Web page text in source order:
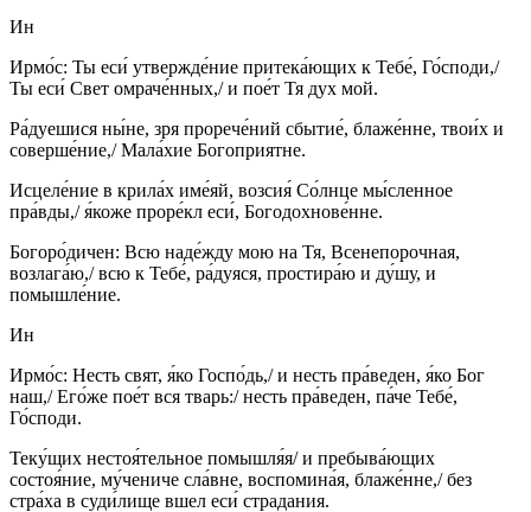
Ин
Ирмо́с: Ты еси́ утвержде́ние притека́ющих к Тебе́, Го́споди,/
Ты еси́ Свет омраче́нных,/ и пое́т Тя дух мой.
Ра́дуешися ны́не, зря прорече́ний сбытие́, блаже́нне, твои́х и
соверше́ние,/ Мала́хие Богоприятне.
Исцеле́ние в крила́х име́яй, возсия́ Со́лнце мы́сленное
пра́вды,/ я́коже проре́кл еси́, Богодохнове́нне.
Богоро́дичен: Всю наде́жду мою на Тя, Всенепорочная,
возлага́ю,/ всю к Тебе́, ра́дуяся, простира́ю и ду́шу, и
помышле́ние.
Ин
Ирмо́с: Несть свят, я́ко Госпо́дь,/ и несть пра́веден, я́ко Бог
наш,/ Его́же пое́т вся тварь:/ несть пра́веден, па́че Тебе́,
Го́споди.
Теку́щих нестоя́тельное помышля́я/ и пребыва́ющих
состоя́ние, му́чениче сла́вне, воспомина́я, блаже́нне,/ без
стра́ха в суди́лище вшел еси́ страдания.